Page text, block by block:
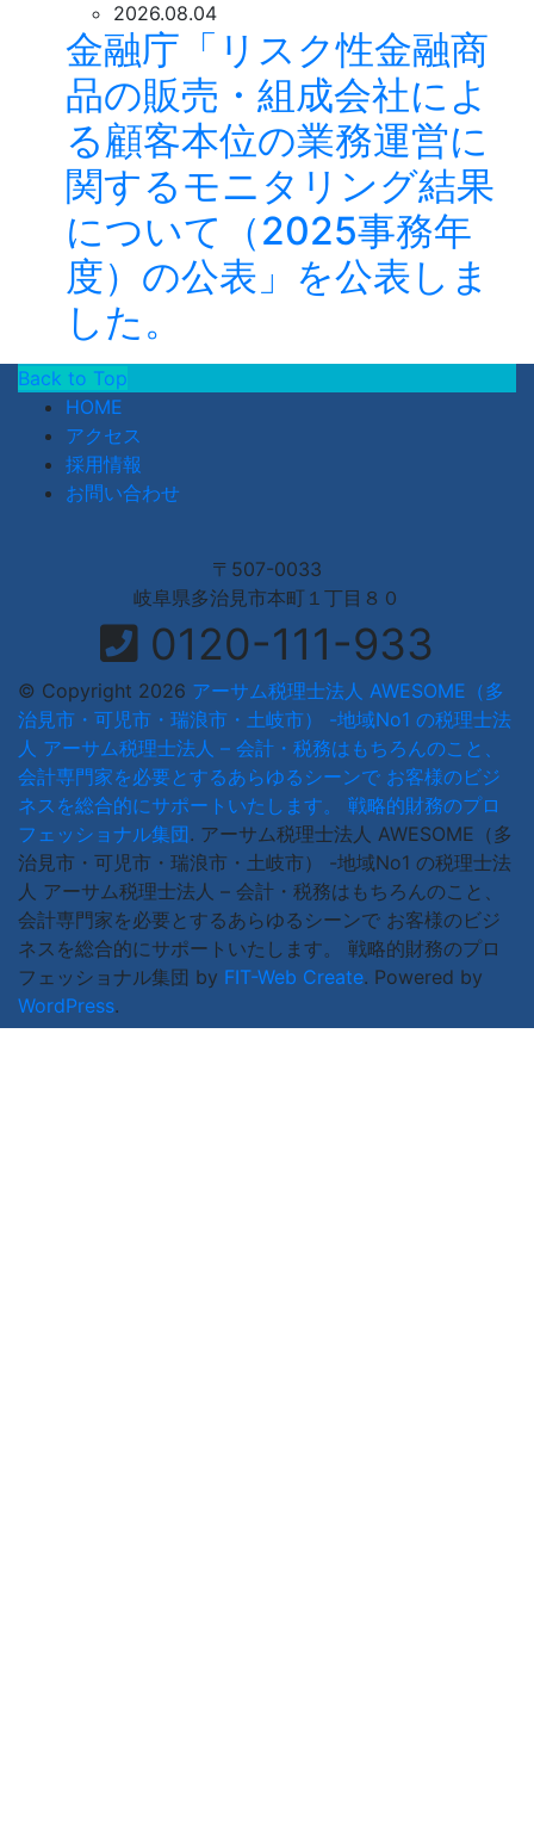
2026.08.04
金融庁「リスク性金融商
品の販売・組成会社によ
る顧客本位の業務運営に
関するモニタリング結果
について（2025事務年
度）の公表」を公表しま
した。
Back to Top
HOME
アクセス
採用情報
お問い合わせ
〒507-0033
岐阜県多治見市本町１丁目８０
0120-111-933
© Copyright 2026 アーサム税理士法人 AWESOME（多
治見市・可児市・瑞浪市・土岐市） -地域No1 の税理士法
人 アーサム税理士法人 – 会計・税務はもちろんのこと、
会計専門家を必要とするあらゆるシーンで お客様のビジ
ネスを総合的にサポートいたします。 戦略的財務のプロ
フェッショナル集団. アーサム税理士法人 AWESOME（多
治見市・可児市・瑞浪市・土岐市） -地域No1 の税理士法
人 アーサム税理士法人 – 会計・税務はもちろんのこと、
会計専門家を必要とするあらゆるシーンで お客様のビジ
ネスを総合的にサポートいたします。 戦略的財務のプロ
フェッショナル集団 by FIT-Web Create. Powered by
WordPress.